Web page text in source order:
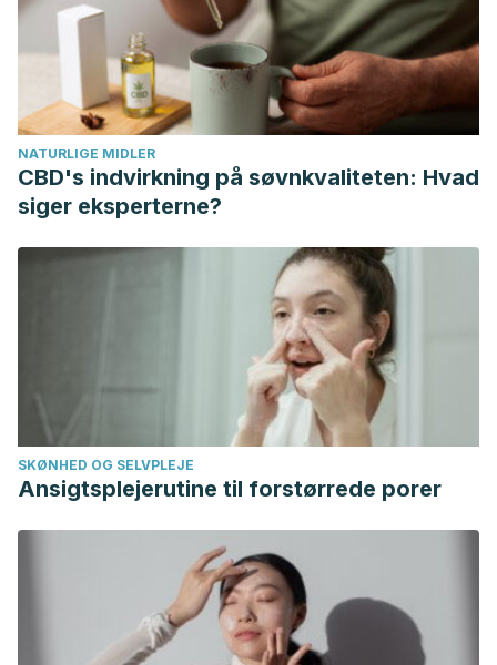
NATURLIGE MIDLER
CBD's indvirkning på søvnkvaliteten: Hvad
siger eksperterne?
SKØNHED OG SELVPLEJE
Ansigtsplejerutine til forstørrede porer